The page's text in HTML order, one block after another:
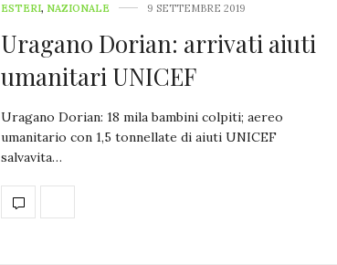
ESTERI, NAZIONALE 9 SETTEMBRE 2019
Uragano Dorian: arrivati aiuti
umanitari UNICEF
Uragano Dorian: 18 mila bambini colpiti; aereo
umanitario con 1,5 tonnellate di aiuti UNICEF
salvavita…